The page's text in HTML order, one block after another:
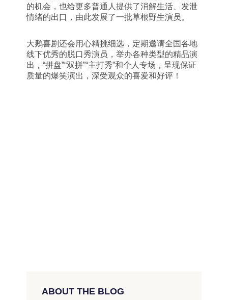
的机会，也给更多普通人提供了消解生活、发泄
情绪的出口，由此发展了一批草根野生演员。
大鹅喜剧还会用心精挑细选，定期邀请全国各地
线下优秀的脱口秀演员，举办各种类型的精品演
出，“拼盘”“双拼”“主打秀”和个人专场，呈现保证
质量的爆笑演出，深受观众的喜爱和好评！
ABOUT THE BLOG